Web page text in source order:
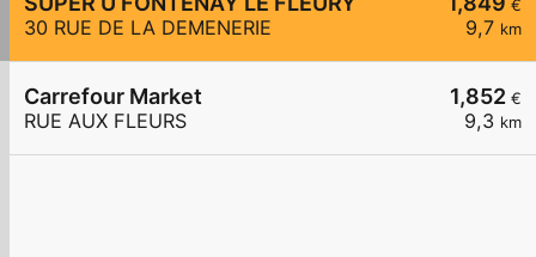
€
9,7 km
30 RUE DE LA DEMENERIE
1,852 €
9,3 km
Carrefour Market
RUE AUX FLEURS